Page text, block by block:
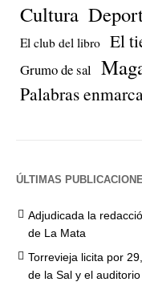
Cultura
El club del libro El
Grumo de sal
Palabras
ÚLTIMAS
Adjudicada la
de La Mata
Torrevieja licita por
de la Sal y el